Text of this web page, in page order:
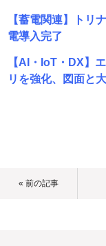
【蓄電関連】トリ
電導入完了
【AI・IoT・DX】
リを強化、図面と
« 前の記事